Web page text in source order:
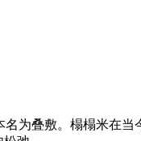
为叠敷。榻榻米在